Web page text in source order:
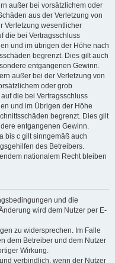
außer bei vorsätzlichem oder
aus der Verletzung von
Verletzung wesentlicher
die bei Vertragsschluss
und im übrigen der Höhe nach
begrenzt. Dies gilt auch
entgangenen Gewinn.
außer bei der Verletzung von
oder grob
die bei Vertragsschluss
und im Übrigen der Höhe
begrenzt. Dies gilt
entgangenen Gewinn.
bis c gilt sinngemäß auch
des Betreibers.
nationalem Recht bleiben
und die
wird dem Nutzer per E-
zu widersprechen. Im Falle
dem Betreiber und dem Nutzer
Wirkung.
verbindlich, wenn der Nutzer